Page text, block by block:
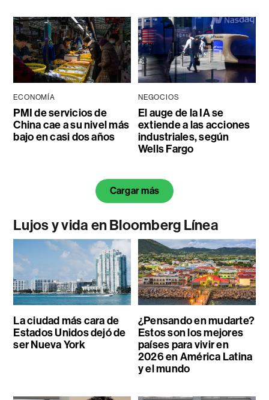
ECONOMÍA
PMI de servicios de
China cae a su nivel más
bajo en casi dos años
NEGOCIOS
El auge de la IA se
extiende a las acciones
industriales, según
Wells Fargo
Cargar más
Lujos y vida en Bloomberg Línea
La ciudad más cara de
Estados Unidos dejó de
ser Nueva York
¿Pensando en mudarte?
Estos son los mejores
países para vivir en
2026 en América Latina
y el mundo